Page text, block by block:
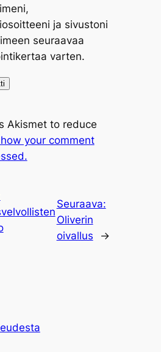
ja sivustoni
seuraavaa
varten.
Akismet to reduce
your comment
Seuraava:
Oliverin
oivallus
→